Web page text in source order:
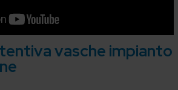
vasche impianto